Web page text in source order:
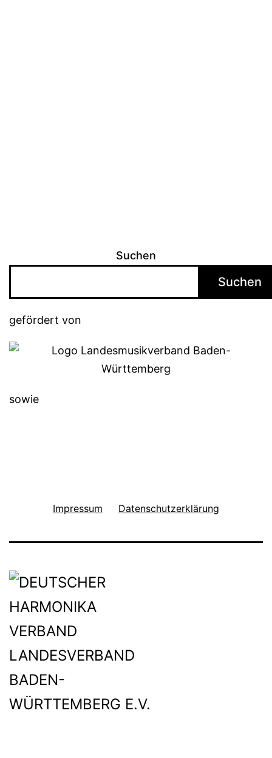
Suchen
Suchen
gefördert von
sowie
Impressum Datenschutzerklärung